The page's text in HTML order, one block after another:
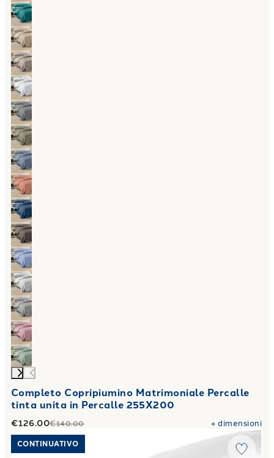
Completo Copripiumino Matrimoniale Percalle
tinta unita in Percalle 255X200
€126.00€140.00 +dimensioni
Link to "Sacco Copripiumino Raso unito Bianco "
CONTINUATIVO